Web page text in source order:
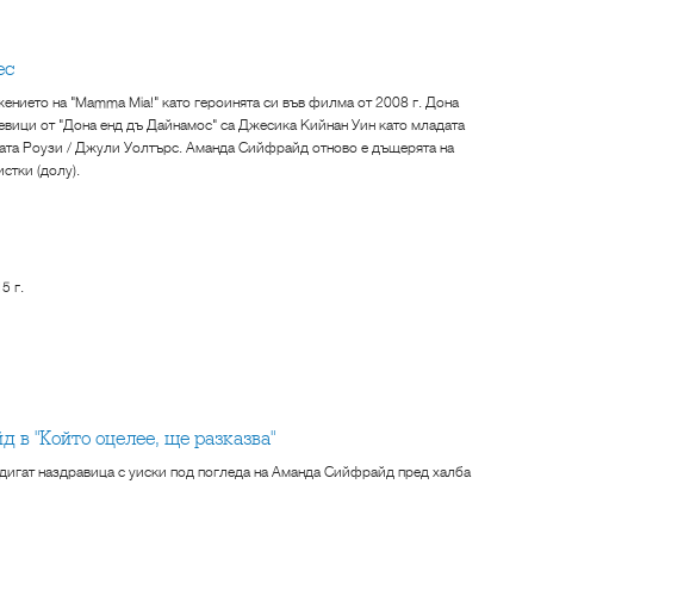
на "Mamma Mia!" като героинята си във филма от 2008 г. Дона
от "Дона енд дъ Дайнамос" са Джесика Кийнан Уин като младата
Роузи / Джули Уолтърс. Аманда Сийфрайд отново е дъщерята на
(долу).
г.
в "Който оцелее, ще разказва"
наздравица с уиски под погледа на Аманда Сийфрайд пред халба